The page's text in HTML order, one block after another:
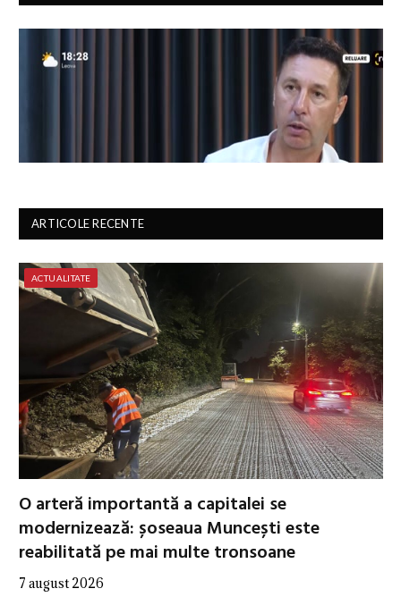
ARTICOLE RECENTE
ACTUALITATE
O arteră importantă a capitalei se
modernizează: șoseaua Muncești este
reabilitată pe mai multe tronsoane
7 august 2026